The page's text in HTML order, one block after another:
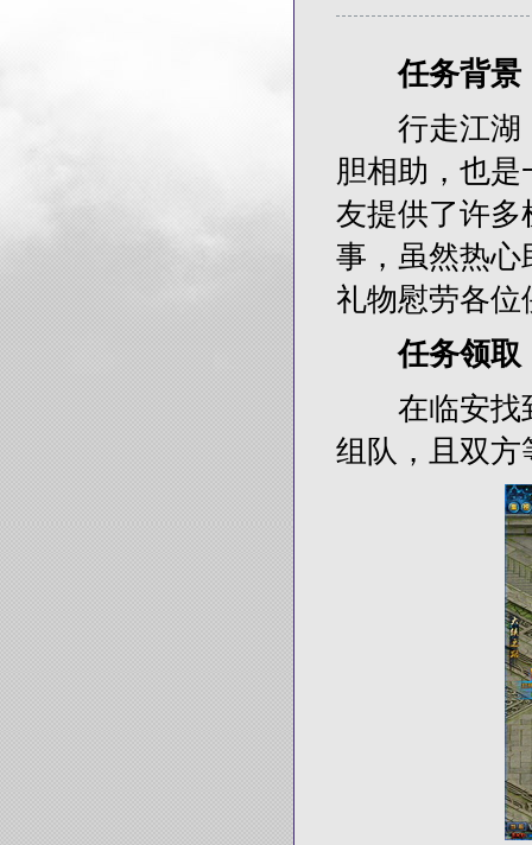
任务背景
行走江湖，
胆相助，也
友提供了许多
事，虽然热心
礼物慰劳各位
任务领取
在临安找到
组队，且双方